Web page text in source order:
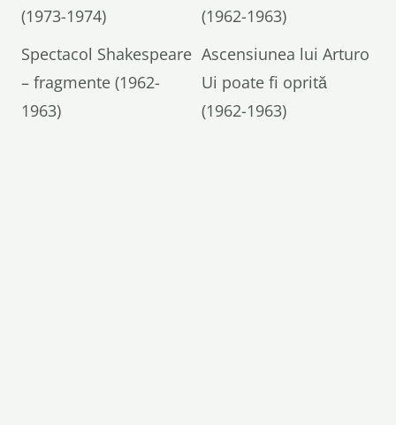
(1973-1974)
(1962-1963)
Spectacol Shakespeare
– fragmente (1962-
1963)
Ascensiunea lui Arturo
Ui poate fi oprită
(1962-1963)